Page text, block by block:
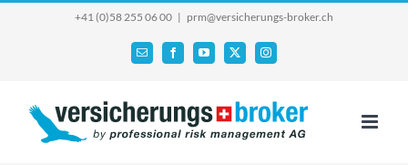
+41 (0)58 255 06 00 | prm@versicherungs-broker.ch
Email FacebookYouTube
X Instagram